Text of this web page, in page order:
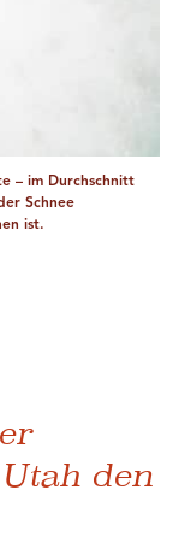
– im Durchschnitt
Schnee
ist.
den